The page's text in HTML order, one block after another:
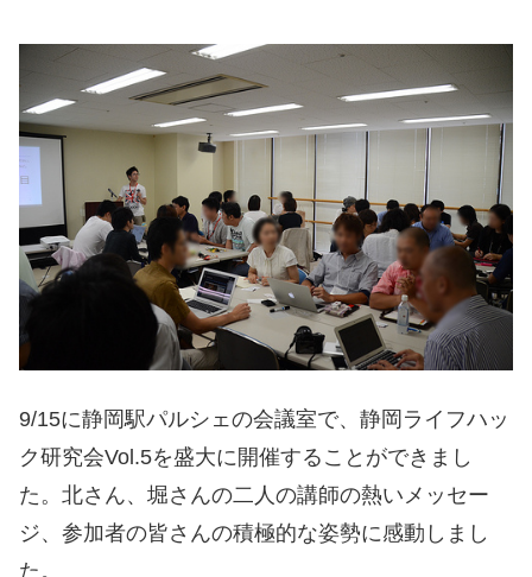
9/15に静岡駅パルシェの会議室で、静岡ライフハッ
ク研究会Vol.5を盛大に開催することができまし
た。北さん、堀さんの二人の講師の熱いメッセー
ジ、参加者の皆さんの積極的な姿勢に感動しまし
た。